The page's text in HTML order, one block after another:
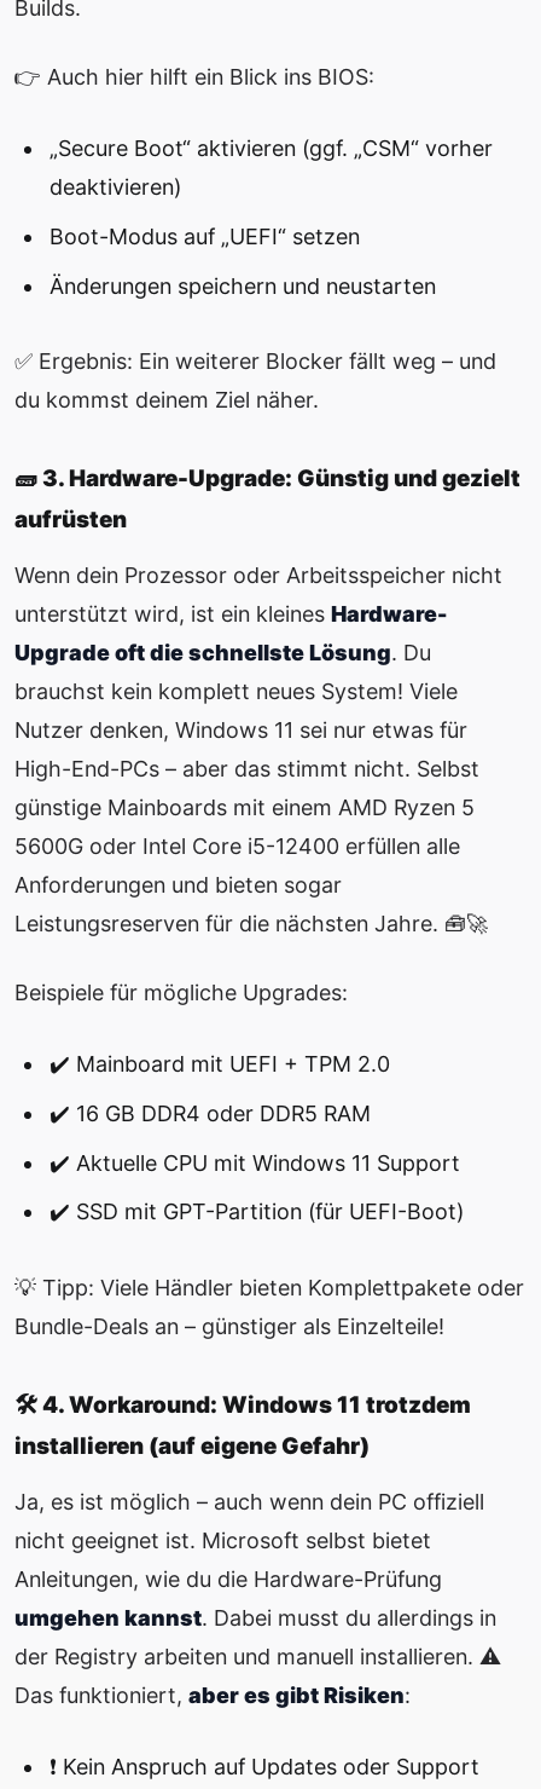
Builds.
👉 Auch hier hilft ein Blick ins BIOS:
„Secure Boot“ aktivieren (ggf. „CSM“ vorher
deaktivieren)
Boot-Modus auf „UEFI“ setzen
Änderungen speichern und neustarten
✅ Ergebnis: Ein weiterer Blocker fällt weg – und
du kommst deinem Ziel näher.
🧱 3. Hardware-Upgrade: Günstig und gezielt
aufrüsten
Wenn dein Prozessor oder Arbeitsspeicher nicht
unterstützt wird, ist ein kleines Hardware-
Upgrade oft die schnellste Lösung. Du
brauchst kein komplett neues System! Viele
Nutzer denken, Windows 11 sei nur etwas für
High-End-PCs – aber das stimmt nicht. Selbst
günstige Mainboards mit einem AMD Ryzen 5
5600G oder Intel Core i5-12400 erfüllen alle
Anforderungen und bieten sogar
Leistungsreserven für die nächsten Jahre. 🧰🚀
Beispiele für mögliche Upgrades:
✔️ Mainboard mit UEFI + TPM 2.0
✔️ 16 GB DDR4 oder DDR5 RAM
✔️ Aktuelle CPU mit Windows 11 Support
✔️ SSD mit GPT-Partition (für UEFI-Boot)
💡 Tipp: Viele Händler bieten Komplettpakete oder
Bundle-Deals an – günstiger als Einzelteile!
🛠️ 4. Workaround: Windows 11 trotzdem
installieren (auf eigene Gefahr)
Ja, es ist möglich – auch wenn dein PC offiziell
nicht geeignet ist. Microsoft selbst bietet
Anleitungen, wie du die Hardware-Prüfung
umgehen kannst. Dabei musst du allerdings in
der Registry arbeiten und manuell installieren. ⚠️
Das funktioniert, aber es gibt Risiken:
❗ Kein Anspruch auf Updates oder Support